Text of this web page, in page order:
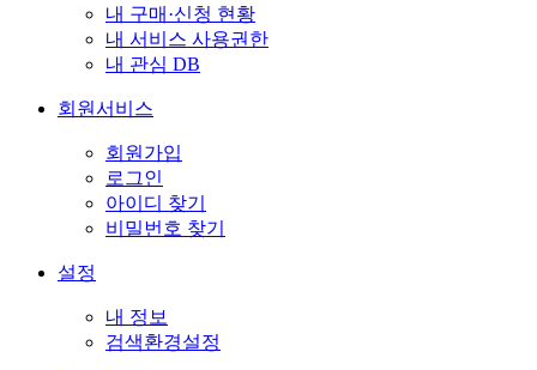
내 구매·신청 현황
내 서비스 사용권한
내 관심 DB
회원서비스
회원가입
로그인
아이디 찾기
비밀번호 찾기
설정
내 정보
검색환경설정